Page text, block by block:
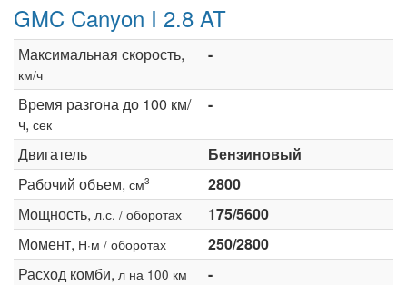
GMC Canyon I 2.8 AT
Максимальная скорость,
км/ч
-
Время разгона до 100 км/
ч, сек
-
Двигатель
Бензиновый
Рабочий объем, см3
2800
Мощность, л.с. / оборотах
175/5600
Момент, Н·м / оборотах
250/2800
Расход комби, л на 100 км
-